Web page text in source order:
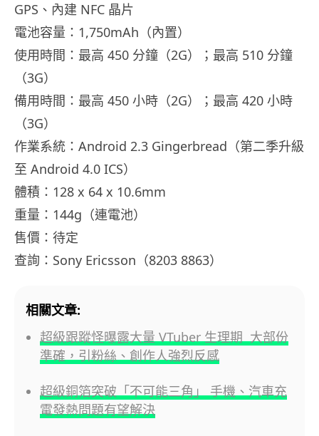
GPS、內建 NFC 晶片
電池容量：1,750mAh（內置）
使用時間：最高 450 分鐘（2G）；最高 510 分鐘
（3G）
備用時間：最高 450 小時（2G）；最高 420 小時
（3G）
作業系統：Android 2.3 Gingerbread（第二季升級
至 Android 4.0 ICS）
體積：128 x 64 x 10.6mm
重量：144g（連電池）
售價：待定
查詢：Sony Ericsson（8203 8863）
相關文章:
超級跟蹤怪曝露大量 VTuber 生理期 大部份
準確，引粉絲、創作人強烈反感
超級銅箔突破「不可能三角」 手機、汽車充
電發熱問題有望解決